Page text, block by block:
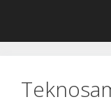
indhold